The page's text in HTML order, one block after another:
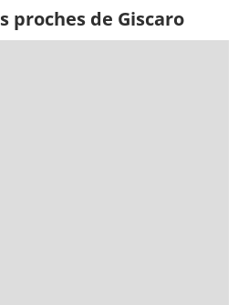
proches de Giscaro